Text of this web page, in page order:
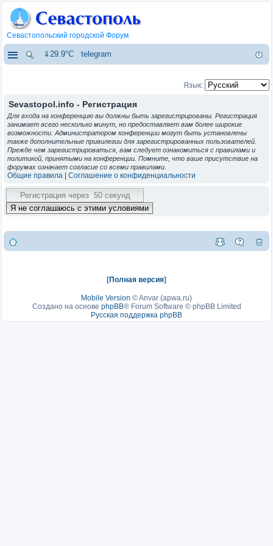
Севастопольский городской Форум
⇓29.9°C telegram
Язык:
Sevastopol.info - Регистрация
Для входа на конференцию вы должны быть зарегистрированы. Регистрация
занимает всего несколько минут, но предоставляет вам более широкие
возможности. Администратором конференции могут быть установлены
также дополнительные привилегии для зарегистрированных пользователей.
Прежде чем зарегистрироваться, вам следует ознакомиться с правилами и
политикой, принятыми на конференции. Помните, что ваше присутствие на
форумах означает согласие со всеми правилами.
Общие правила Соглашение о конфиденциальности
[Полная версия]
Mobile Version ©Anvar (apwa.ru)
Создано на основе phpBB® Forum Software © phpBB Limited
Русская поддержка phpBB